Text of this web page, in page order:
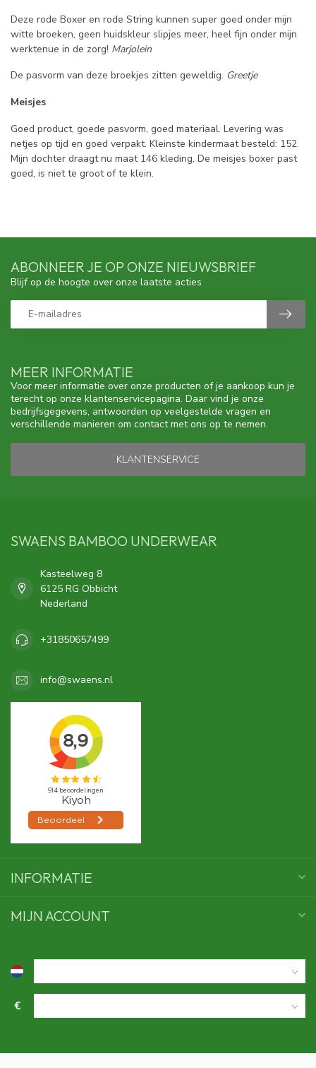
Deze rode Boxer en rode String kunnen super goed onder mijn
witte broeken, geen huidskleur slipjes meer, heel fijn onder mijn
werktenue in de zorg! Marjolein
De pasvorm van deze broekjes zitten geweldig. Greetje
Meisjes
Goed product, goede pasvorm, goed materiaal. Levering was
netjes op tijd en goed verpakt. Kleinste kindermaat besteld: 152.
Mijn dochter draagt nu maat 146 kleding. De meisjes boxer past
goed, is niet te groot of te klein.
MEER INFORMATIE
Voor meer informatie over onze producten of je aankoop kun je
terecht op onze klantenservicepagina. Daar vind je onze
bedrijfsgegevens, antwoorden op veelgestelde vragen en
verschillende manieren om contact met ons op te nemen.
KLANTENSERVICE
ABONNEER JE OP ONZE NIEUWSBRIEF
Blijf op de hoogte over onze laatste acties
SWAENS BAMBOO UNDERWEAR
Kasteelweg 8
6125 RG Obbicht
Nederland
+31850657499
info@swaens.nl
INFORMATIE
MIJN ACCOUNT
€